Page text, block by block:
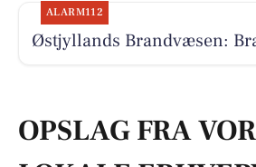
ALARM112
Østjyllands Brandvæsen:
OPSLAG FRA